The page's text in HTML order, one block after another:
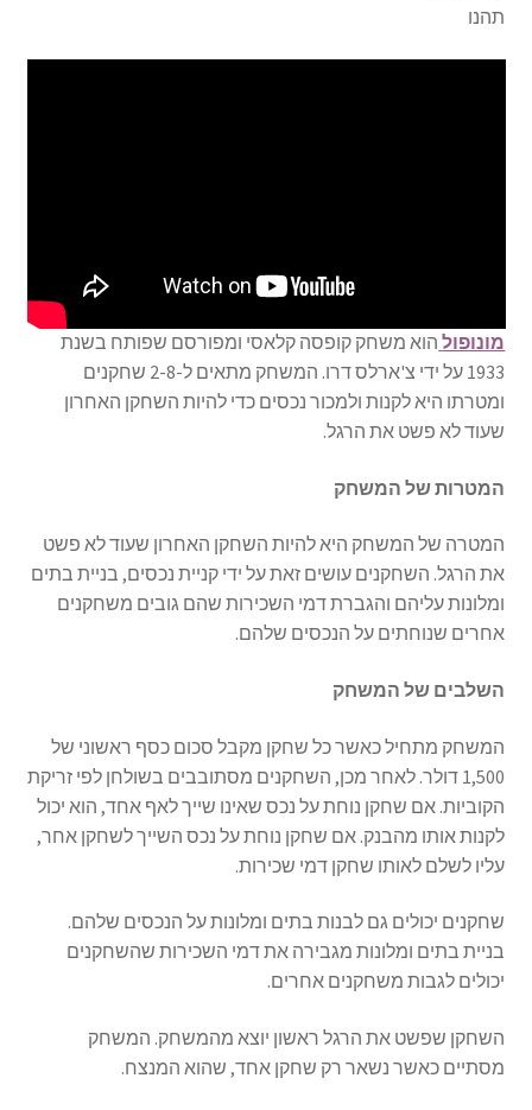
תהנו
מונופול הוא משחק קופסה קלאסי ומפורסם שפותח בשנת
1933 על ידי צ'ארלס דרו. המשחק מתאים ל-2-8 שחקנים
ומטרתו היא לקנות ולמכור נכסים כדי להיות השחקן האחרון
שעוד לא פשט את הרגל.
המטרות של המשחק
המטרה של המשחק היא להיות השחקן האחרון שעוד לא פשט
את הרגל. השחקנים עושים זאת על ידי קניית נכסים, בניית בתים
ומלונות עליהם והגברת דמי השכירות שהם גובים משחקנים
אחרים שנוחתים על הנכסים שלהם.
השלבים של המשחק
המשחק מתחיל כאשר כל שחקן מקבל סכום כסף ראשוני של
1,500 דולר. לאחר מכן, השחקנים מסתובבים בשולחן לפי זריקת
הקוביות. אם שחקן נוחת על נכס שאינו שייך לאף אחד, הוא יכול
לקנות אותו מהבנק. אם שחקן נוחת על נכס השייך לשחקן אחר,
עליו לשלם לאותו שחקן דמי שכירות.
שחקנים יכולים גם לבנות בתים ומלונות על הנכסים שלהם.
בניית בתים ומלונות מגבירה את דמי השכירות שהשחקנים
יכולים לגבות משחקנים אחרים.
השחקן שפשט את הרגל ראשון יוצא מהמשחק. המשחק
מסתיים כאשר נשאר רק שחקן אחד, שהוא המנצח.